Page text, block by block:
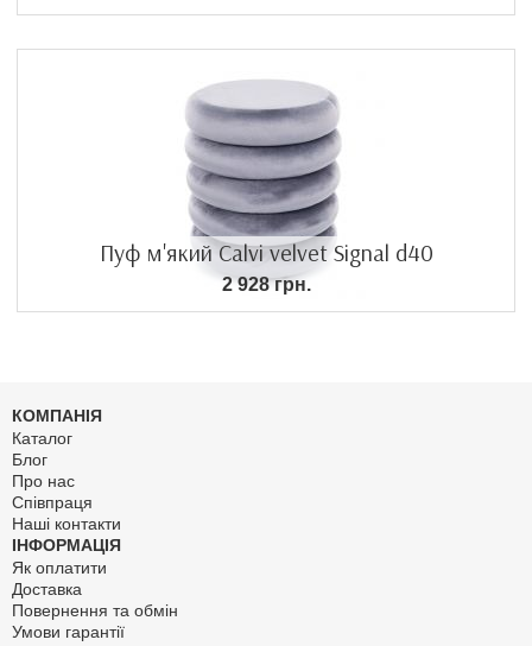
Пуф м'який Calvi velvet Signal d40
2 928 грн.
КОМПАНІЯ
Каталог
Блог
Про нас
Співпраця
Наші контакти
ІНФОРМАЦІЯ
Як оплатити
Доставка
Повернення та обмін
Умови гарантії